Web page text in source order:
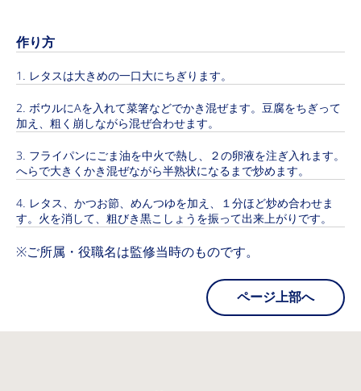
作り方
レタスは大きめの一口大にちぎります。
ボウルにAを入れて菜箸などでかき混ぜます。豆腐をちぎって
加え、粗く崩しながら混ぜ合わせます。
フライパンにごま油を中火で熱し、２の卵液を注ぎ入れます。
へらで大きくかき混ぜながら半熟状になるまで炒めます。
レタス、かつお節、めんつゆを加え、１分ほど炒め合わせま
す。火を消して、粗びき黒こしょうを振って出来上がりです。
※ご所属・役職名は監修当時のものです。
ページ上部へ